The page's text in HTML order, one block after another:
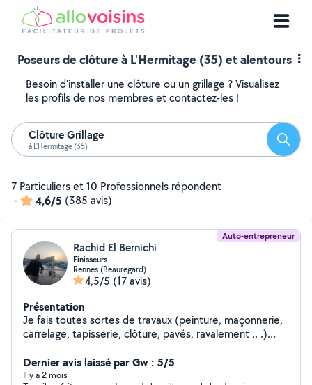
Poseurs de clôture à L'Hermitage (35) et alentours
Besoin d'installer une clôture ou un grillage ? Visualisez
les profils de nos membres et contactez-les !
Clôture Grillage
à L'Hermitage (35)
7 Particuliers et 10 Professionnels répondent
-
4,6/5 (385 avis)
Auto-entrepreneur
Rachid El Bernichi
Finisseurs
Rennes (Beauregard)
4,5/5 (17 avis)
Présentation
Je fais toutes sortes de travaux (peinture, maçonnerie,
carrelage, tapisserie, clôture, pavés, ravalement .. .)
Dernier avis laissé par Gw : 5/5
Il y a 2 mois